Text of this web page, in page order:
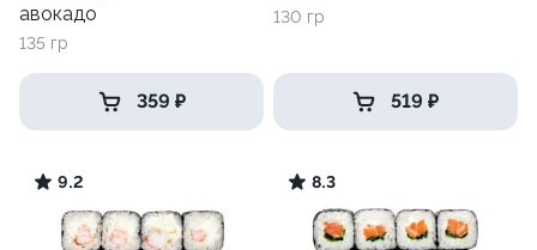
авокадо
135 гр
359 ₽
130 гр
519 ₽
9.2 8.3